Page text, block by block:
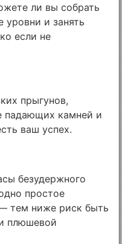
ли вы собрать
уровни и занять
если не
прыгунов,
падающих камней и
ваш успех.
безудержного
простое
тем ниже риск быть
плюшевой